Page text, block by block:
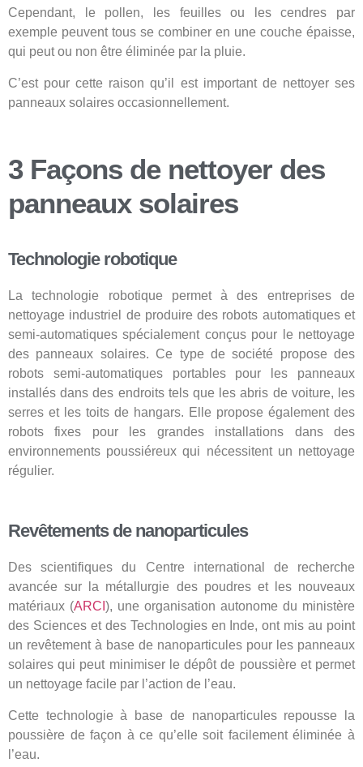
Cependant, le pollen, les feuilles ou les cendres par
exemple peuvent tous se combiner en une couche épaisse,
qui peut ou non être éliminée par la pluie.
C’est pour cette raison qu’il est important de nettoyer ses
panneaux solaires occasionnellement.
3 Façons de nettoyer des
panneaux solaires
Technologie robotique
La technologie robotique permet à des entreprises de
nettoyage industriel de produire des robots automatiques et
semi-automatiques spécialement conçus pour le nettoyage
des panneaux solaires. Ce type de société propose des
robots semi-automatiques portables pour les panneaux
installés dans des endroits tels que les abris de voiture, les
serres et les toits de hangars. Elle propose également des
robots fixes pour les grandes installations dans des
environnements poussiéreux qui nécessitent un nettoyage
régulier.
Revêtements de nanoparticules
Des scientifiques du Centre international de recherche
avancée sur la métallurgie des poudres et les nouveaux
matériaux (ARCI ), une organisation autonome du ministère
des Sciences et des Technologies en Inde, ont mis au point
un revêtement à base de nanoparticules pour les panneaux
solaires qui peut minimiser le dépôt de poussière et permet
un nettoyage facile par l’action de l’eau.
Cette technologie à base de nanoparticules repousse la
poussière de façon à ce qu’elle soit facilement éliminée à
l’eau.